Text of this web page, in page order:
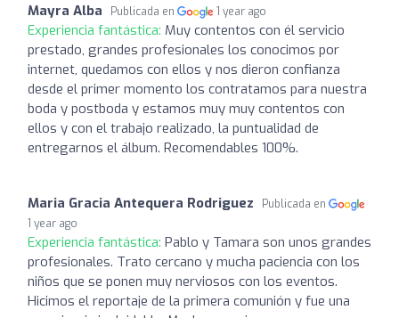
Mayra Alba Publicada en 1 year ago
Experiencia fantástica: Muy contentos con él servicio
prestado, grandes profesionales los conocimos por
internet, quedamos con ellos y nos dieron confianza
desde el primer momento los contratamos para nuestra
boda y postboda y estamos muy muy contentos con
ellos y con el trabajo realizado, la puntualidad de
entregarnos el álbum. Recomendables 100%.
Maria Gracia Antequera Rodriguez
Publicada en
1 year ago
Experiencia fantástica: Pablo y Tamara son unos grandes
profesionales. Trato cercano y mucha paciencia con los
niños que se ponen muy nerviosos con los eventos.
Hicimos el reportaje de la primera comunión y fue una